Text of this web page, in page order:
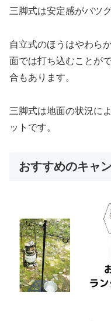
三脚式は安定感がバツグ
自立式のほうはやわら
面では打ち込むことが
合もあります。
三脚式は地面の状況に
ットです。
おすすめのキャ